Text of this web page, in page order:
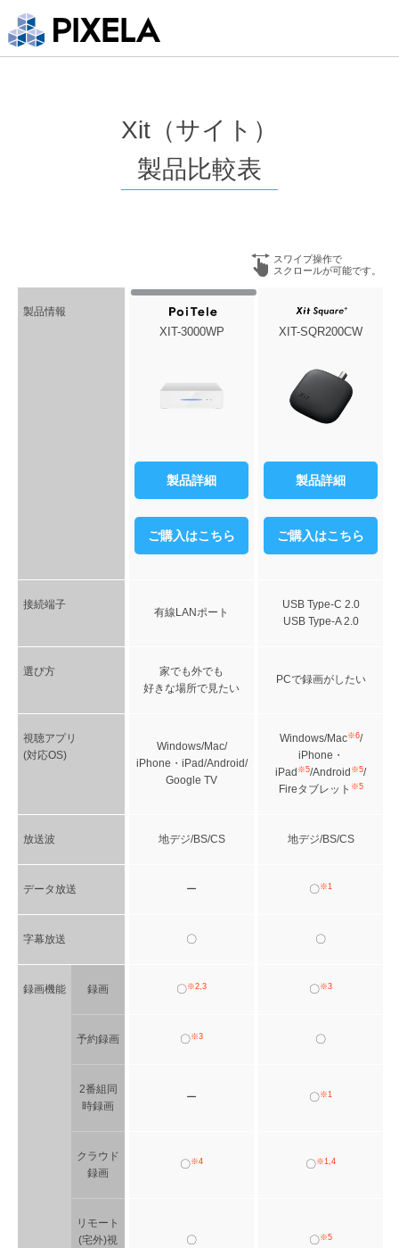
Xit（サイト）
製品比較表
スワイプ操作で
スクロールが可能です。
製品情報
接続端子
選び方
視聴アプリ
(対応OS)
放送波
データ放送
字幕放送
録画機能 録画
予約録画
2番組同
時録画
クラウド
録画
リモート
(宅外)視
XIT-3000WP
製品詳細
ご購入はこちら
有線LANポート
家でも外でも
好きな場所で見たい
Windows/Mac/
iPhone・iPad/Android/
Google TV
地デジ/BS/CS
ー
〇
〇※2,3
〇※3
ー
〇※4
〇
XIT-SQR200CW
製品詳細
ご購入はこちら
USB Type-C 2.0
USB Type-A 2.0
PCで録画がしたい
Windows/Mac※6/
iPhone・
iPad ※5/Android ※5/
Fireタブレット ※5
地デジ/BS/CS
〇※1
〇
〇※3
〇
〇※1
〇※1,4
〇※5